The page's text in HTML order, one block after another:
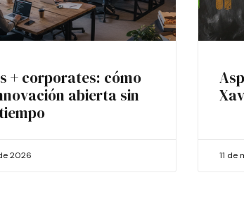
+ corporates: cómo
abierta sin
2026 11 de